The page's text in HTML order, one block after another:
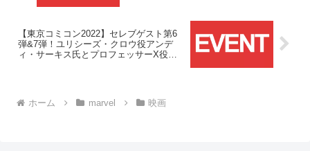
【東京コミコン2022】セレブゲスト第6
弾&7弾！ユリシーズ・クロウ役アンデ
ィ・サーキス氏とプロフェッサーX役ジ
ホーム marvel 映画